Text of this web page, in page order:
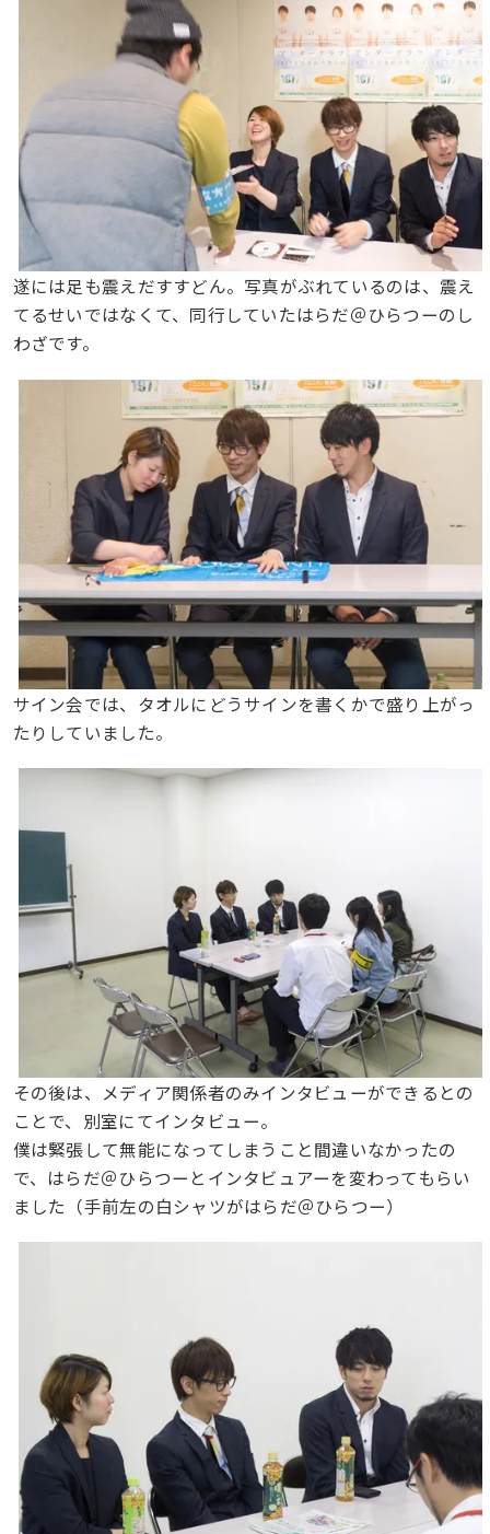
遂には足も震えだすすどん。写真がぶれているのは、震え
てるせいではなくて、同行していたはらだ＠ひらつーのし
わざです。
サイン会では、タオルにどうサインを書くかで盛り上がっ
たりしていました。
その後は、メディア関係者のみインタビューができるとの
ことで、別室にてインタビュー。
僕は緊張して無能になってしまうこと間違いなかったの
で、はらだ＠ひらつーとインタビュアーを変わってもらい
ました（手前左の白シャツがはらだ＠ひらつー）